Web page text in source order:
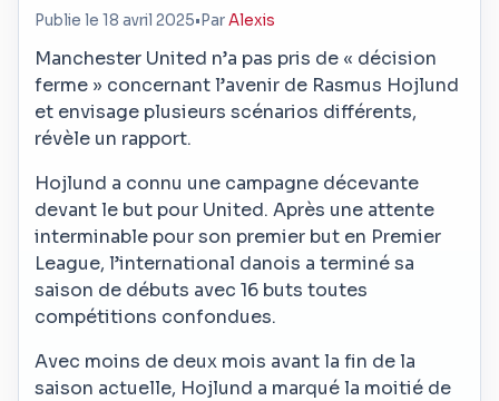
Publie le 18 avril 2025• ParAlexis
Manchester United n’a pas pris de « décision
ferme » concernant l’avenir de Rasmus Hojlund
et envisage plusieurs scénarios différents,
révèle un rapport.
Hojlund a connu une campagne décevante
devant le but pour United. Après une attente
interminable pour son premier but en Premier
League, l’international danois a terminé sa
saison de débuts avec 16 buts toutes
compétitions confondues.
Avec moins de deux mois avant la fin de la
saison actuelle, Hojlund a marqué la moitié de